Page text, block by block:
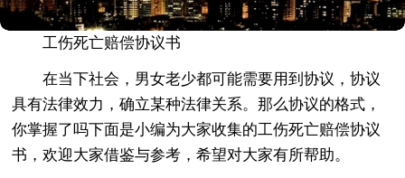
工伤死亡赔偿协议书
在当下社会，男女老少都可能需要用到协议，协议
具有法律效力，确立某种法律关系。那么协议的格式，
你掌握了吗下面是小编为大家收集的工伤死亡赔偿协议
书，欢迎大家借鉴与参考，希望对大家有所帮助。